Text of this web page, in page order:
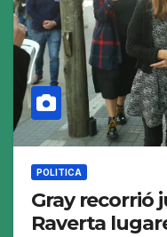
POLITICA
Gray recorrió
Raverta